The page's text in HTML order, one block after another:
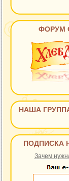
ФОРУМ
НАША
ПОДПИСКА
Зачем